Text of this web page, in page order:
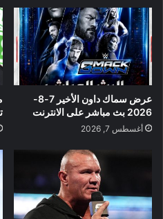
عرض سماك داون الأخير 7-8-
2026 بث مباشر على الانترنت
أغسطس 7, 2026